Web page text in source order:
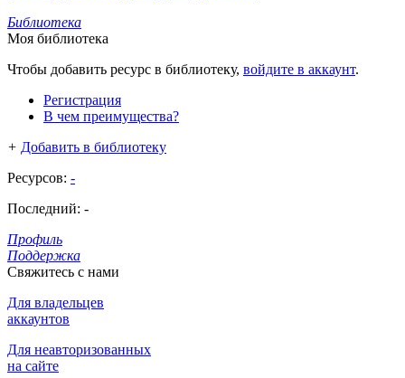
Библиотека
Моя библиотека
Чтобы добавить ресурс в библиотеку, войдите в аккаунт.
Регистрация
В чем преимущества?
+ Добавить в библиотеку
Ресурсов: -
Последний: -
Профиль
Поддержка
Свяжитесь с нами
Для владельцев
аккаунтов
Для неавторизованных
на сайте